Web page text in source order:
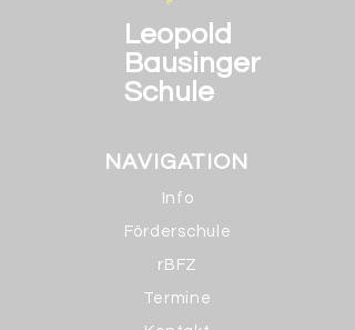
Leopold
Bausinger
Schule
NAVIGATION
Info
Förderschule
rBFZ
Termine